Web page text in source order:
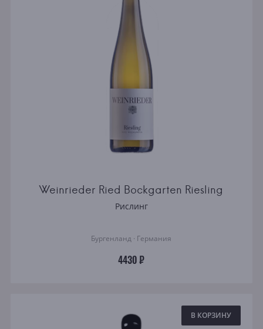
Weinrieder Ried Bockgarten Riesling
Рислинг
Бургенланд · Германия
4430 ₽
В КОРЗИНУ